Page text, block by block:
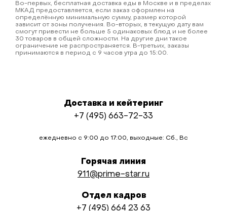
Во-первых, бесплатная доставка еды в Москве и в пределах
МКАД предоставляется, если заказ оформлен на
определённую минимальную сумму, размер которой
зависит от зоны получения. Во-вторых, в текущую дату вам
смогут привести не больше 5 одинаковых блюд и не более
30 товаров в общей сложности. На другие дни такое
ограничение не распространяется. В-третьих, заказы
принимаются в период с 9 часов утра до 15:00.
Доставка и кейтеринг
+7 (495) 663-72-33
ежедневно с 9:00 до 17:00, выходные: Сб., Вс
Горячая линия
911@prime-star.ru
Отдел кадров
+7 (495) 664 23 63